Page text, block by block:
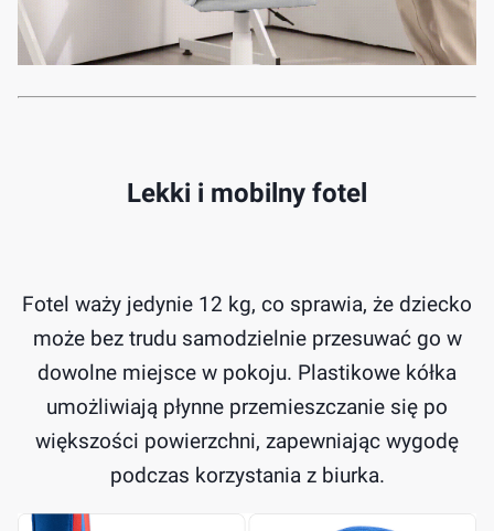
Lekki i mobilny fotel
Fotel waży jedynie 12 kg, co sprawia, że dziecko
może bez trudu samodzielnie przesuwać go w
dowolne miejsce w pokoju. Plastikowe kółka
umożliwiają płynne przemieszczanie się po
większości powierzchni, zapewniając wygodę
podczas korzystania z biurka.